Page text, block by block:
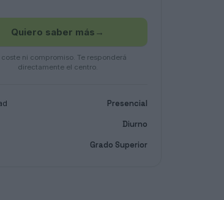
Quiero saber más →
coste ni compromiso. Te responderá
directamente el centro.
Presencial
Diurno
Grado Superior